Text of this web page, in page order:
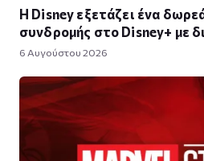
Η Disney εξετάζει ένα
συνδρομής στο Disney+ με
6 Αυγούστου 2026